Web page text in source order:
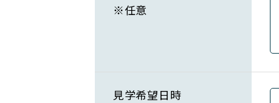
※任意
見学希望日時